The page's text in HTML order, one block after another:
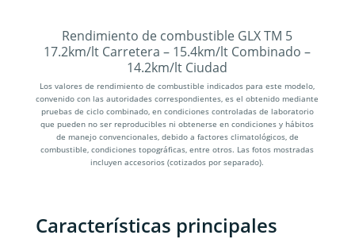
Rendimiento de combustible GLX TM 5
17.2km/lt Carretera – 15.4km/lt Combinado –
14.2km/lt Ciudad
Los valores de rendimiento de combustible indicados para este modelo,
convenido con las autoridades correspondientes, es el obtenido mediante
pruebas de ciclo combinado, en condiciones controladas de laboratorio
que pueden no ser reproducibles ni obtenerse en condiciones y hábitos
de manejo convencionales, debido a factores climatológicos, de
combustible, condiciones topográficas, entre otros. Las fotos mostradas
incluyen accesorios (cotizados por separado).
Características principales